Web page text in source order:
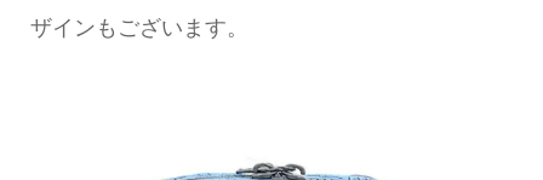
ザインもございます。